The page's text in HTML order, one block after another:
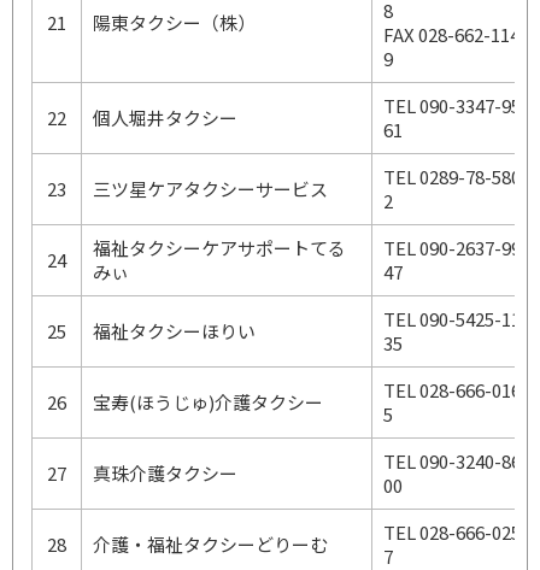
21 陽東タクシー（株）
8
FAX 028-662-114
9
22 個人堀井タクシー
TEL 090-3347-95
61
23 三ツ星ケアタクシーサービス
TEL 0289-78-580
2
24
福祉タクシーケアサポートてる
みぃ
TEL 090-2637-99
47
25 福祉タクシーほりい
TEL 090-5425-11
35
26 宝寿(ほうじゅ)介護タクシー
TEL 028-666-016
5
27 真珠介護タクシー
TEL 090-3240-86
00
28 介護・福祉タクシーどりーむ
TEL 028-666-025
7